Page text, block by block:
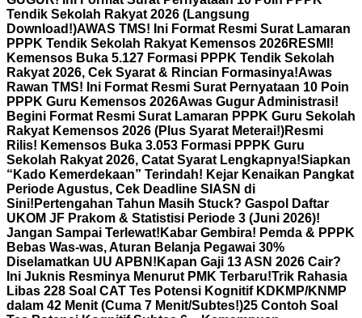
Tendik Sekolah Rakyat 2026 (Langsung
Download!)AWAS TMS! Ini Format Resmi Surat Lamaran
PPPK Tendik Sekolah Rakyat Kemensos 2026RESMI!
Kemensos Buka 5.127 Formasi PPPK Tendik Sekolah
Rakyat 2026, Cek Syarat & Rincian Formasinya!Awas
Rawan TMS! Ini Format Resmi Surat Pernyataan 10 Poin
PPPK Guru Kemensos 2026Awas Gugur Administrasi!
Begini Format Resmi Surat Lamaran PPPK Guru Sekolah
Rakyat Kemensos 2026 (Plus Syarat Meterai!)Resmi
Rilis! Kemensos Buka 3.053 Formasi PPPK Guru
Sekolah Rakyat 2026, Catat Syarat Lengkapnya!Siapkan
“Kado Kemerdekaan” Terindah! Kejar Kenaikan Pangkat
Periode Agustus, Cek Deadline SIASN di
Sini! Pertengahan Tahun Masih Stuck? Gaspol Daftar
UKOM JF Prakom & Statistisi Periode 3 (Juni 2026)!
Jangan Sampai Terlewat! Kabar Gembira! Pemda & PPPK
Bebas Was-was, Aturan Belanja Pegawai 30%
Diselamatkan UU APBN! Kapan Gaji 13 ASN 2026 Cair?
Ini Juknis Resminya Menurut PMK Terbaru!Trik Rahasia
Libas 228 Soal CAT Tes Potensi Kognitif KDKMP/KNMP
dalam 42 Menit (Cuma 7 Menit/Subtes!)25 Contoh Soal